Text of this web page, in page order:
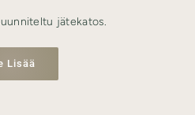
jätekatos.
Lisää